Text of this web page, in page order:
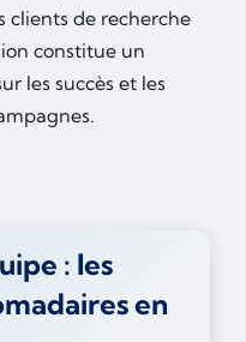
clients de recherche
constitue un
les succès et les
: les
en